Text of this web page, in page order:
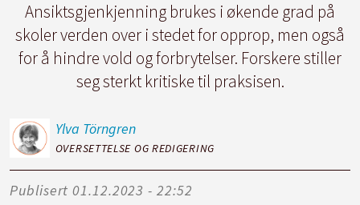
Ansiktsgjenkjenning brukes i økende grad på
skoler verden over i stedet for opprop, men også
for å hindre vold og forbrytelser. Forskere stiller
seg sterkt kritiske til praksisen.
Ylva Törngren
OVERSETTELSE OG REDIGERING
Publisert 01.12.2023 - 22:52